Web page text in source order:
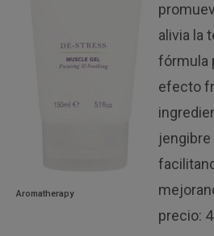
Aromatherapy
alivia la
fórmula
efecto
jengibre
precio: